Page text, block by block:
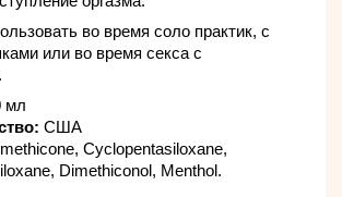
во время соло практик, с
или во время секса с
мл
США
Cyclopentasiloxane,
Dimethiconol, Menthol.